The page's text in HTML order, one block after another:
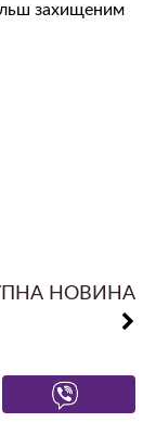
захищеним
НОВИНА
Поділитися